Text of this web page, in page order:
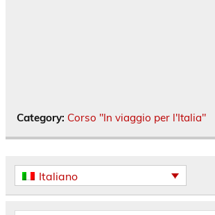
Category: Corso "In viaggio per l'Italia"
Italiano